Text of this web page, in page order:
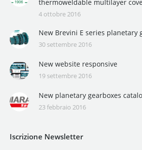
thermoweldable multilayer
4 ottobre 2016
New Brevini E series planetary
30 settembre 2016
New website responsive
19 settembre 2016
New planetary gearboxes
23 febbraio 2016
Iscrizione Newsletter